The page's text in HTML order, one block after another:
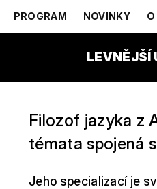
PROGRAM NOVINKY O
LEVNĚJŠÍ
Filozof jazyka z
témata spojená
Jeho specializací je